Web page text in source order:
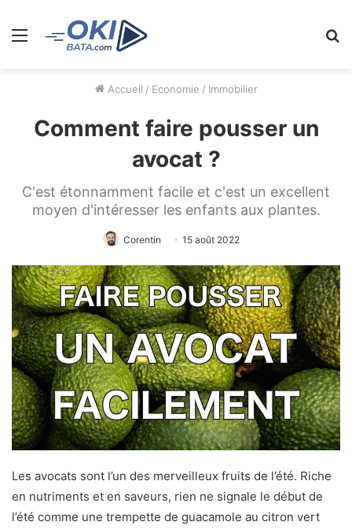
Menu
Accueil / Economie / Immobilier
Comment faire pousser un
avocat ?
C'est étonnamment facile et c'est un excellent
moyen d'intéresser les enfants aux plantes.
Corentin 15 août 2022
Les avocats sont l’un des merveilleux fruits de l’été. Riche
en nutriments et en saveurs, rien ne signale le début de
l’été comme une trempette de guacamole au citron vert